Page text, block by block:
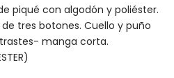
piqué con algodón y poliéster.
tres botones. Cuello y puño
manga corta.